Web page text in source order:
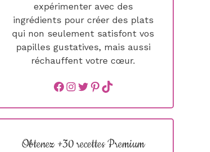
expérimenter avec des
ingrédients pour créer des plats
qui non seulement satisfont vos
papilles gustatives, mais aussi
réchauffent votre cœur.
Facebook
instagram
Twitter
Pinterest
TikTok
Obtenez +30 recettes Premium